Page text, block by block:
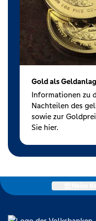
Gold als
Informationen zu
Nachteilen des
sowie zur
Sie hier.